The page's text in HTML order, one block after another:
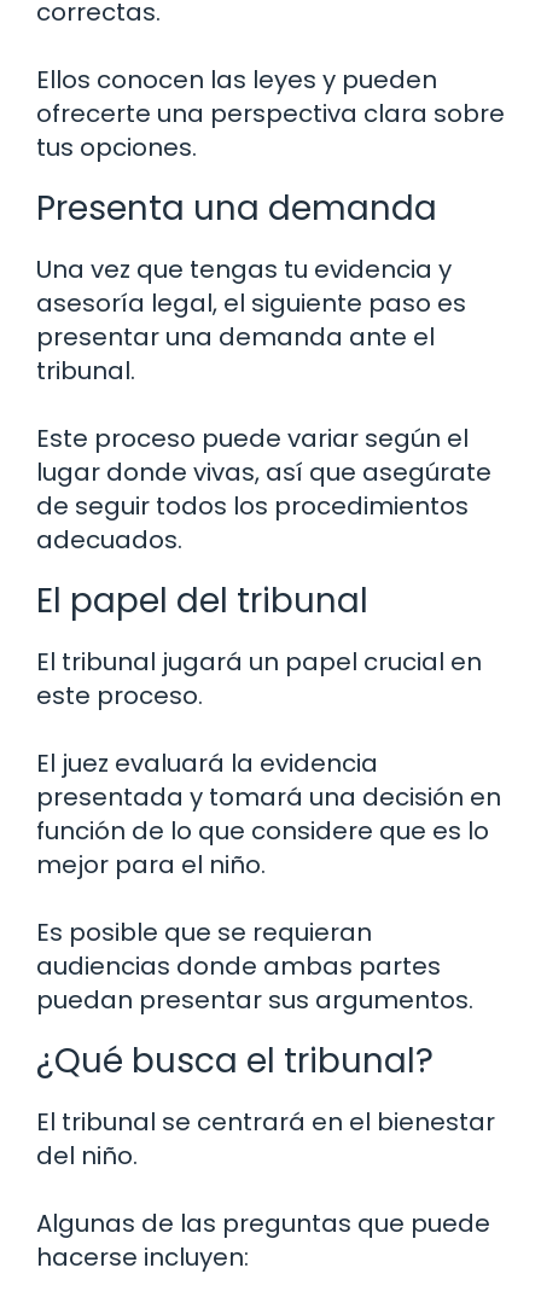
correctas.
Ellos conocen las leyes y pueden
ofrecerte una perspectiva clara sobre
tus opciones.
Presenta una demanda
Una vez que tengas tu evidencia y
asesoría legal, el siguiente paso es
presentar una demanda ante el
tribunal.
Este proceso puede variar según el
lugar donde vivas, así que asegúrate
de seguir todos los procedimientos
adecuados.
El papel del tribunal
El tribunal jugará un papel crucial en
este proceso.
El juez evaluará la evidencia
presentada y tomará una decisión en
función de lo que considere que es lo
mejor para el niño.
Es posible que se requieran
audiencias donde ambas partes
puedan presentar sus argumentos.
¿Qué busca el tribunal?
El tribunal se centrará en el bienestar
del niño.
Algunas de las preguntas que puede
hacerse incluyen: